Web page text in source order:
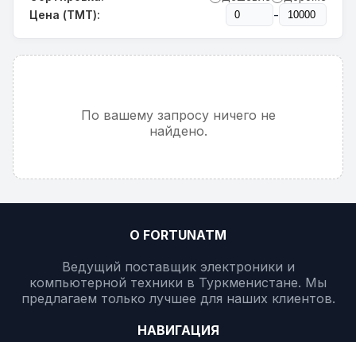
Цена (TMT): -
По вашему запросу ничего не
найдено.
О FORTUNATM
Ведущий поставщик электроники и
компьютерной техники в Туркменистане. Мы
предлагаем только лучшее для наших клиентов.
НАВИГАЦИЯ